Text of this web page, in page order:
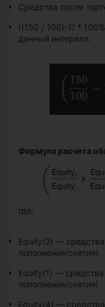
Средства после
((150 / 100)-1) *
данный интервал.
Формула расчета
где:
Equity(2) —
пополнения/снятия)
Equity(1) —
пополнения/снятия)
Equity(4) —